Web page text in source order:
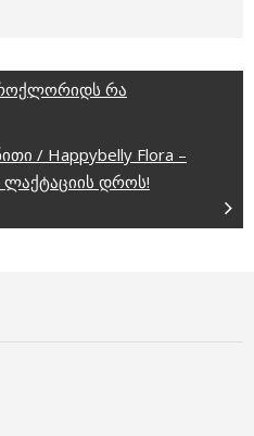
რა
/ Happybelly Flora –
დროს!